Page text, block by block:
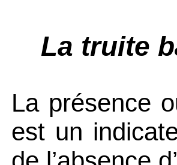
La truite
La présence
est un